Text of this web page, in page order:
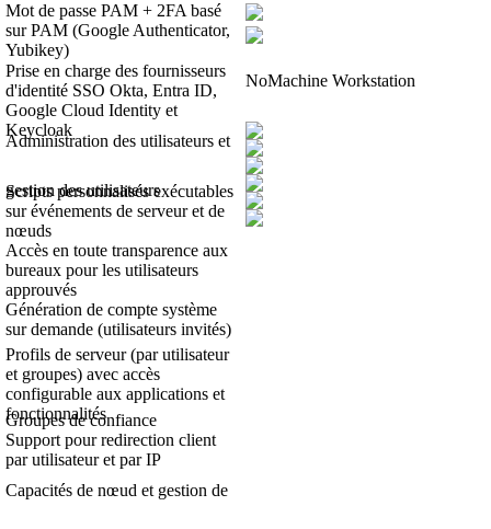
Mot de passe PAM + 2FA basé
sur PAM (Google Authenticator,
Yubikey)
Prise en charge des fournisseurs
d'identité SSO Okta, Entra ID,
Google Cloud Identity et
Keycloak
Administration des utilisateurs et
gestion des utilisateurs
Scripts personnalisés exécutables
sur événements de serveur et de
nœuds
Accès en toute transparence aux
bureaux pour les utilisateurs
approuvés
Génération de compte système
sur demande (utilisateurs invités)
Profils de serveur (par utilisateur
et groupes) avec accès
configurable aux applications et
fonctionnalités
Groupes de confiance
Support pour redirection client
par utilisateur et par IP
Capacités de nœud et gestion de
NoMachine Workstation